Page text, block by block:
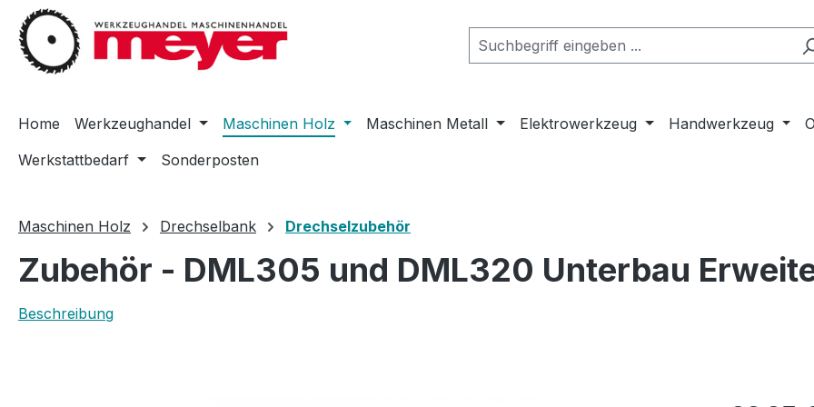
Hauptinhalt springen
Zur Suche springen
Zur Hauptnavigation springen
Home Werkzeughandel Maschinen Holz Maschinen Metall Elektrowerkzeug Handwerkzeug
Werkstattbedarf
Sonderposten
Maschinen Holz Drechselbank Drechselzubehör
Zubehör - DML305 und DML320 Unterbau
Beschreibung